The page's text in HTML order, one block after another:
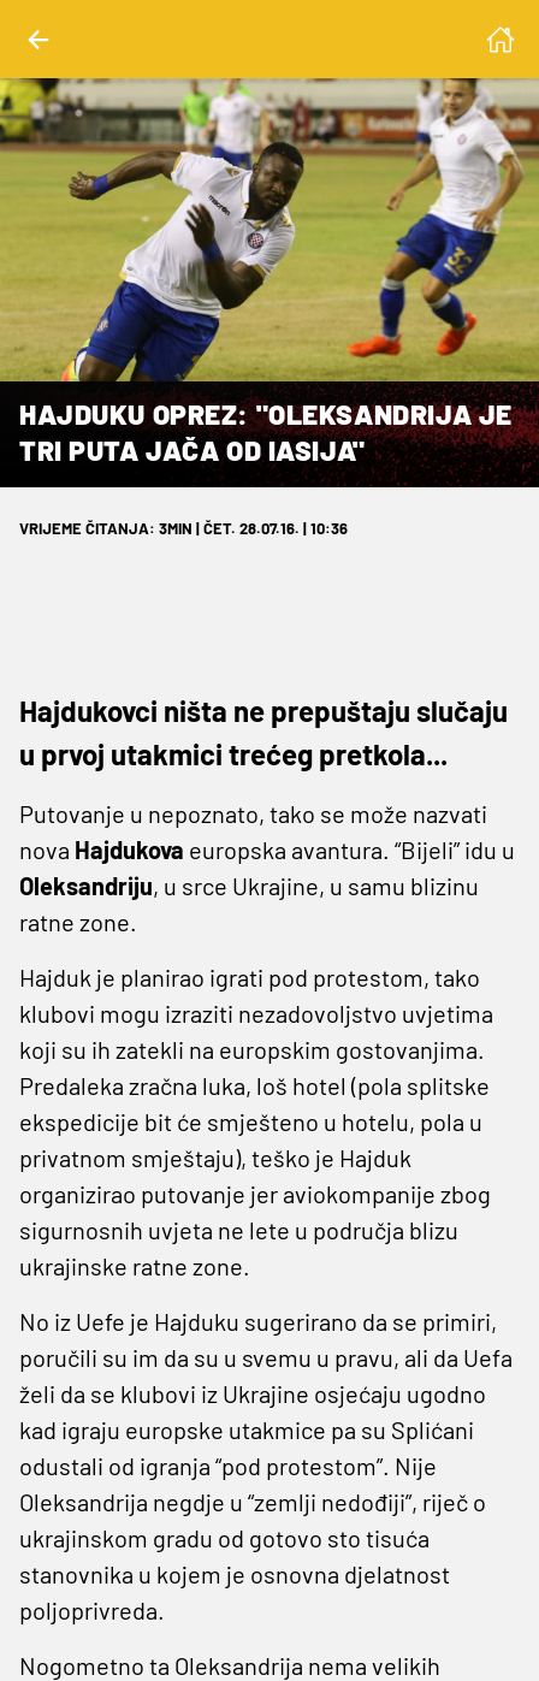
HAJDUKU OPREZ: "OLEKSANDRIJA JE
TRI PUTA JAČA OD IASIJA"
VRIJEME ČITANJA: 3MIN | ČET. 28.07.16. | 10:36
Hajdukovci ništa ne prepuštaju slučaju
u prvoj utakmici trećeg pretkola...
Putovanje u nepoznato, tako se može nazvati
nova Hajdukova europska avantura. “Bijeli” idu u
Oleksandriju, u srce Ukrajine, u samu blizinu
ratne zone.
Hajduk je planirao igrati pod protestom, tako
klubovi mogu izraziti nezadovoljstvo uvjetima
koji su ih zatekli na europskim gostovanjima.
Predaleka zračna luka, loš hotel (pola splitske
ekspedicije bit će smješteno u hotelu, pola u
privatnom smještaju), teško je Hajduk
organizirao putovanje jer aviokompanije zbog
sigurnosnih uvjeta ne lete u područja blizu
ukrajinske ratne zone.
No iz Uefe je Hajduku sugerirano da se primiri,
poručili su im da su u svemu u pravu, ali da Uefa
želi da se klubovi iz Ukrajine osjećaju ugodno
kad igraju europske utakmice pa su Splićani
odustali od igranja “pod protestom”. Nije
Oleksandrija negdje u “zemlji nedođiji”, riječ o
ukrajinskom gradu od gotovo sto tisuća
stanovnika u kojem je osnovna djelatnost
poljoprivreda.
Nogometno ta Oleksandrija nema velikih